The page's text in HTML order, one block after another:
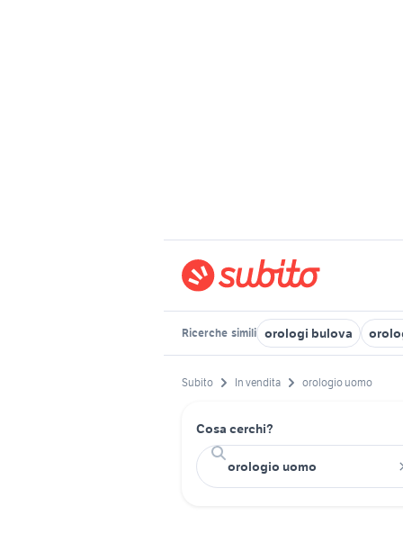
Ricerche simili orologi bulova
Subito In vendita orologio uomo
Cosa cerchi?